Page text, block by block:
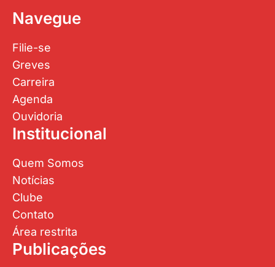
Navegue
Filie-se
Greves
Carreira
Agenda
Ouvidoria
Institucional
Quem Somos
Notícias
Clube
Contato
Área restrita
Publicações